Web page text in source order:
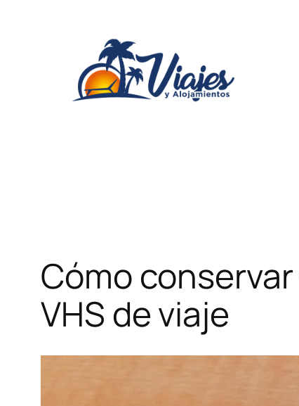
Cómo
VHS de viaje